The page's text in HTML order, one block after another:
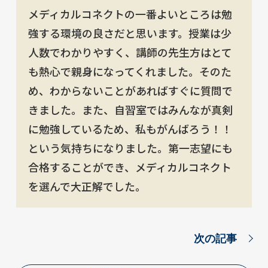
メディカルコネクトの一番よいところは勉
強する環境の良さだと思います。授業は少
人数でわかりやすく、講師の先生方はとて
も熱心で親身になってくれました。そのた
め、わからないことがあればすぐに質問で
きました。また、自習室ではみんなが真剣
に勉強しているため、私もがんばろう！！
という気持ちになりました。第一志望にも
合格することができ、メディカルコネクト
を選んで大正解でした。
次の記事